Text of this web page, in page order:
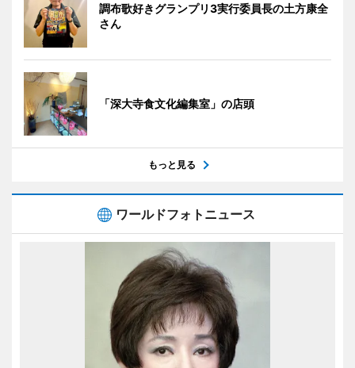
調布歌好きグランプリ3実行委員長の土方康全
さん
「深大寺食文化編集室」の店頭
もっと見る
ワールドフォトニュース